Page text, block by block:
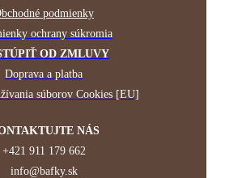
podmienky
ochrany súkromia
OD ZMLUVY
Doprava a platba
súborov Cookies [EU]
NÁS
+421 911 179 662
info@bafky.sk